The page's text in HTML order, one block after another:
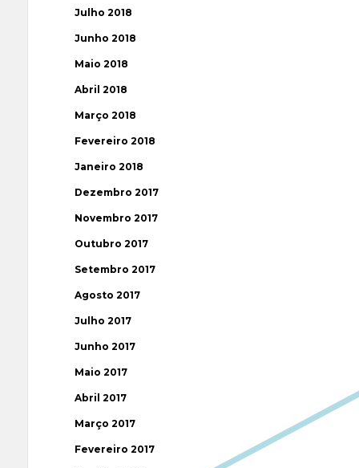
Julho 2018
Junho 2018
Maio 2018
Abril 2018
Março 2018
Fevereiro 2018
Janeiro 2018
Dezembro 2017
Novembro 2017
Outubro 2017
Setembro 2017
Agosto 2017
Julho 2017
Junho 2017
Maio 2017
Abril 2017
Março 2017
Fevereiro 2017